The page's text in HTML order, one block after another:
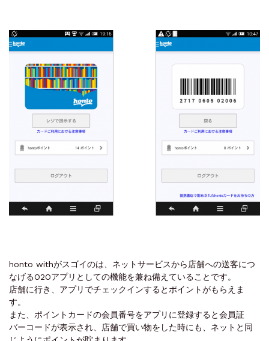
honto withがスゴイのは、ネットサービスから店舗への送客につ
なげるO2Oアプリとしての機能を兼ね備えていることです。
店舗に行き、アプリでチェックインするとポイントがもらえま
す。
また、ポイントカードの会員番号をアプリに登録すると会員証
バーコードが表示され、店舗で買い物をした時にも、ネットと同